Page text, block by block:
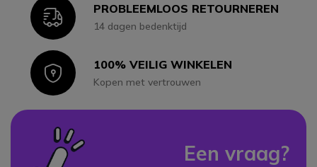
IconPROBLEEMLOOS RETOURNEREN
14 dagen bedenktijd
Icon100% VEILIG WINKELEN
Kopen met vertrouwen
Een vraag?